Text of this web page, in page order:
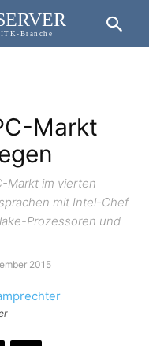
Branche
Markt
Markt im vierten
mit Intel-Chef
Prozessoren und
2015